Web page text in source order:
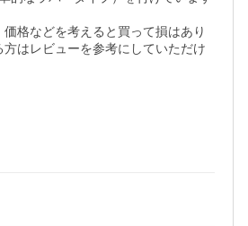
格などを考えると買って損はあり
方はレビューを参考にしていただけ